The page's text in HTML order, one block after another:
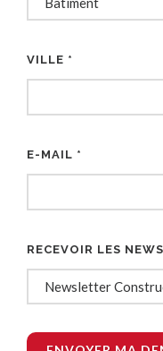
VILLE *
E-MAIL *
RECEVOIR LES